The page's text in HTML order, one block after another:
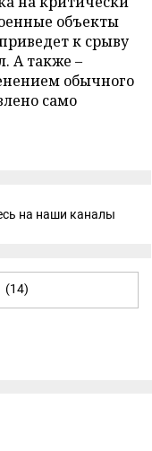
объекты
к срыву
А также –
обычного
само
на наши каналы
(14)